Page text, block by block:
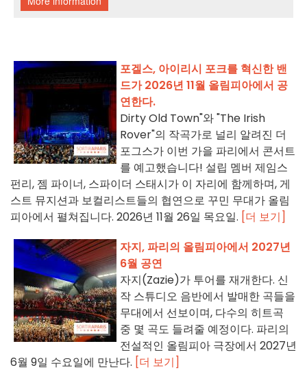
포겔스, 아이리시 포크를 혁신한 밴
드가 2026년 11월 올림피아에서 공
연한다.
Dirty Old Town"와 "The Irish
Rover"의 작곡가로 널리 알려진 더
포그스가 이번 가을 파리에서 콘서트
를 예고했습니다! 설립 멤버 제임스
펀리, 젬 파이너, 스파이더 스태시가 이 자리에 함께하며, 게
스트 뮤지션과 보컬리스트들의 협연으로 꾸민 무대가 올림
피아에서 펼쳐집니다. 2026년 11월 26일 목요일. [더 보기]
자지, 파리의 올림피아에서 2027년
6월 공연
자지(Zazie)가 투어를 재개한다. 신
작 스튜디오 음반에서 발매한 곡들을
무대에서 선보이며, 다수의 히트곡
중 몇 곡도 들려줄 예정이다. 파리의
전설적인 올림피아 극장에서 2027년
6월 9일 수요일에 만난다. [더 보기]